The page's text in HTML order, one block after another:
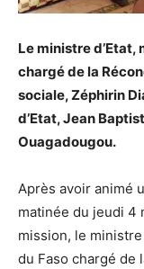
Le ministre
chargé de la
sociale, Zéphirin
d’Etat, Jean
Ouagadougou.
Après avoir animé
matinée du jeudi 4
mission, le
du Faso chargé de